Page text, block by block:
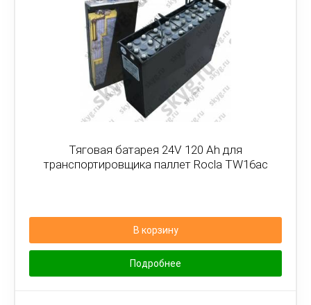
Тяговая батарея 24V 120 Ah для
транспортировщика паллет Rocla TW16ac
В корзину
Подробнее